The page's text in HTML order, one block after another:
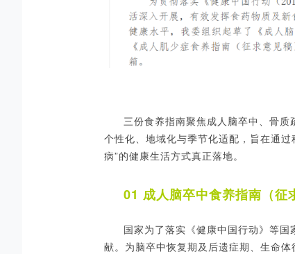
三份食养指南聚焦成人脑卒中、骨
个性化、地域化与季节化适配，旨在通
病”的健康生活方式真正落地。
01 成人脑卒中食养指南（征
国家为了落实《健康中国行动》等国
献。为脑卒中恢复期及后遗症期、生命